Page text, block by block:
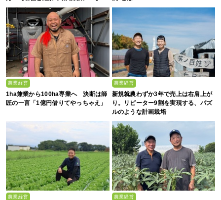
農業経営
1ha兼業から100ha専業へ 決断は師
匠の一言「1億円借りてやっちゃえ」
農業経営
新規就農わずか3年で売上は右肩上が
り。リピーター9割を実現する、パズ
ルのような計画栽培
農業経営 農業経営